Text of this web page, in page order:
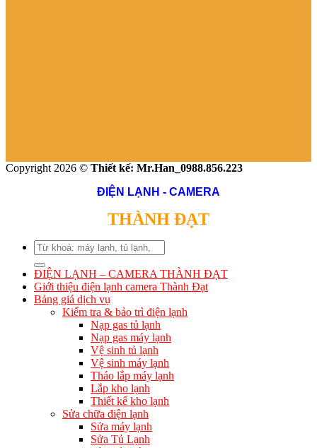
Copyright 2026 © Thiết kế: Mr.Han_0988.856.223
ĐIỆN LẠNH - CAMERA
THÀNH ĐẠT
Search
for:
ĐIỆN LẠNH – CAMERA THÀNH ĐẠT
Giới thiệu điện lạnh camera Thành Đạt
Bảng giá dịch vụ
Kiểm tra & bảo trì điện lạnh
Nạp gas tủ lạnh
Nạp gas máy lạnh
Vệ sinh tủ lạnh
Vệ sinh máy lạnh
Tháo lắp máy lạnh
Lắp kho lạnh
Thiết kế kho lạnh
Sửa chữa điện lạnh
Sửa máy lạnh
Sửa Tủ Lạnh